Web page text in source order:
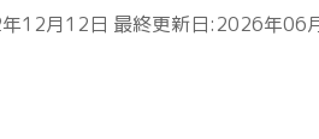
12月12日 最終更新日:2026年06